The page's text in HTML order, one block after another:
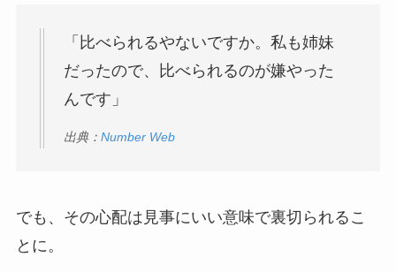
「比べられるやないですか。私も姉妹
だったので、比べられるのが嫌やった
んです」
出典： Number Web
でも、その心配は見事にいい意味で裏切られるこ
とに。